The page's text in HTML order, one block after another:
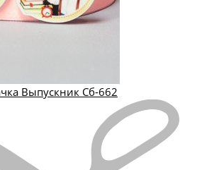
Выпускник Сб-662